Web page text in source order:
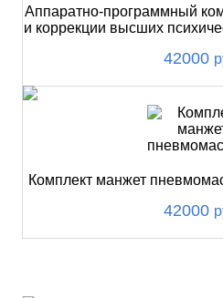
Аппаратно-программный
и коррекции высших
42000
Комплект манжет
42000